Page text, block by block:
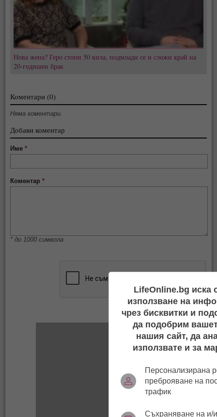
Нова жена? Геро стопи 50 кила, подмлади се и сложи край на
20-годишен брак
Коментари (0)
Няма коментари.
Добави коментар
Име*
Коментар*
* до 1000 символа
LifeOnline.bg иска
използване на
чрез бисквитки и
да подобрим
нашия сайт, да
използвате и за
Персонализирана
преброяване на
трафик
Съхраняване на и/